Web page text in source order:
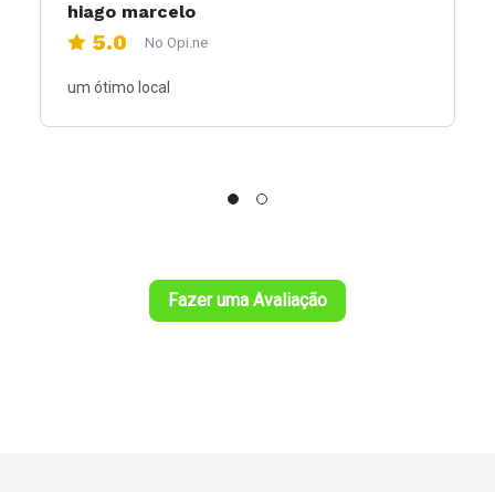
hiago marcelo
5.0 No Opi.ne
um ótimo local
Fazer uma Avaliação